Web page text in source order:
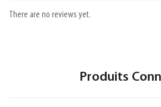
There are no reviews yet.
Produits